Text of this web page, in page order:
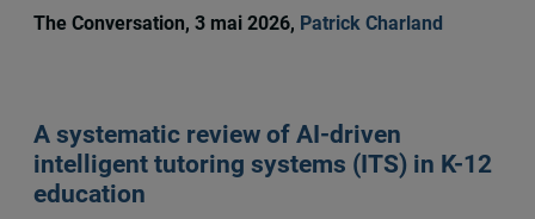
The Conversation, 3 mai 2026, Patrick Charland
A systematic review of AI-driven
intelligent tutoring systems (ITS) in K-12
education